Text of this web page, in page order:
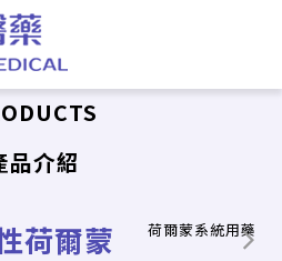
品介紹
荷爾蒙 荷爾蒙系統用藥